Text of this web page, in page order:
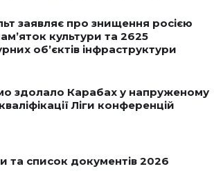
заявляє про знищення росією
культури та 2625
об’єктів інфраструктури
здолало Карабах у напруженому
Ліги конференцій
та список документів 2026